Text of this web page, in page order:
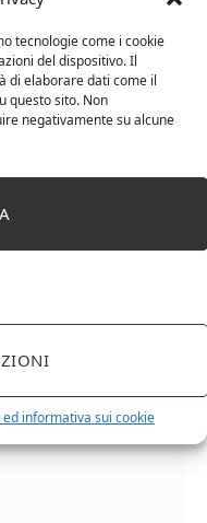
tecnologie come i cookie
del dispositivo. Il
di elaborare dati come il
questo sito. Non
negativamente su alcune
informativa sui cookie
Limitata, 750 Ml
Montrachet